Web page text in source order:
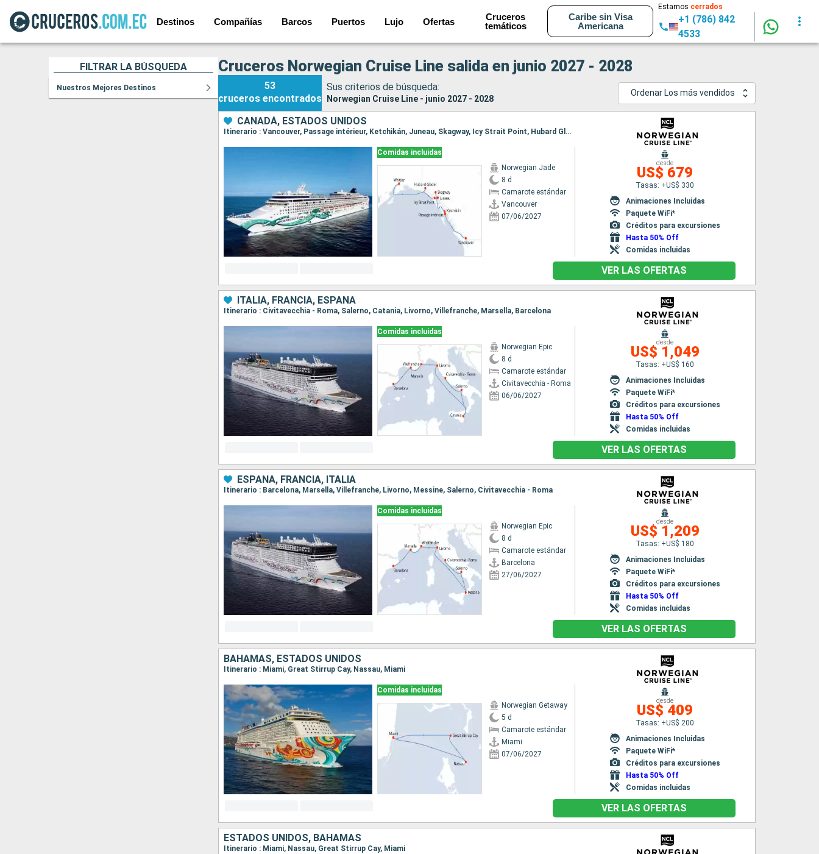
Destinos Compañías Barcos Puertos Lujo Ofertas
Cruceros
temáticos
Caribe sin Visa
Americana
Estamos cerrados
+1 (786) 842
4533
FILTRAR LA BÚSQUEDA
Nuestros Mejores Destinos
Cruceros Norwegian Cruise Line salida en junio 2027 - 2028
53
cruceros encontrados
Sus criterios de búsqueda:
Norwegian Cruise Line - junio 2027 - 2028
Ordenar Los más vendidos
CANADÁ, ESTADOS UNIDOS
Itinerario : Vancouver, Passage intérieur, Ketchikán, Juneau, Skagway, Icy Strait Point, Hubard Glacier, Whittier
Comidas incluidas
Norwegian Jade
8 d
Camarote estándar
Vancouver
07/06/2027
desde
US$ 679
Tasas: +US$ 330
Animaciones Incluidas
Paquete WiFi*
Créditos para excursiones
Hasta 50% Off
Comidas incluidas
VER LAS OFERTAS
ITALIA, FRANCIA, ESPAÑA
Itinerario : Civitavecchia - Roma, Salerno, Catania, Livorno, Villefranche, Marsella, Barcelona
Comidas incluidas
Norwegian Epic
8 d
Camarote estándar
Civitavecchia - Roma
06/06/2027
desde
US$ 1,049
Tasas: +US$ 160
Animaciones Incluidas
Paquete WiFi*
Créditos para excursiones
Hasta 50% Off
Comidas incluidas
VER LAS OFERTAS
ESPAÑA, FRANCIA, ITALIA
Itinerario : Barcelona, Marsella, Villefranche, Livorno, Messine, Salerno, Civitavecchia - Roma
Comidas incluidas
Norwegian Epic
8 d
Camarote estándar
Barcelona
27/06/2027
desde
US$ 1,209
Tasas: +US$ 180
Animaciones Incluidas
Paquete WiFi*
Créditos para excursiones
Hasta 50% Off
Comidas incluidas
VER LAS OFERTAS
BAHAMAS, ESTADOS UNIDOS
Itinerario : Miami, Great Stirrup Cay, Nassau, Miami
Comidas incluidas
Norwegian Getaway
5 d
Camarote estándar
Miami
07/06/2027
desde
US$ 409
Tasas: +US$ 200
Animaciones Incluidas
Paquete WiFi*
Créditos para excursiones
Hasta 50% Off
Comidas incluidas
VER LAS OFERTAS
ESTADOS UNIDOS, BAHAMAS
Itinerario : Miami, Nassau, Great Stirrup Cay, Miami